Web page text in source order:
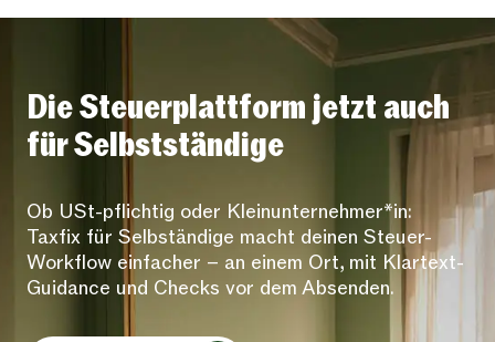
Die Steuerplattform jetzt auch
für Selbstständige
Ob USt-pflichtig oder Kleinunternehmer*in:
Taxfix für Selbständige macht deinen Steuer-
Workflow einfacher – an einem Ort, mit Klartext-
Guidance und Checks vor dem Absenden.